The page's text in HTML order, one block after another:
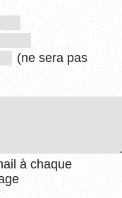
(ne sera pas
à chaque